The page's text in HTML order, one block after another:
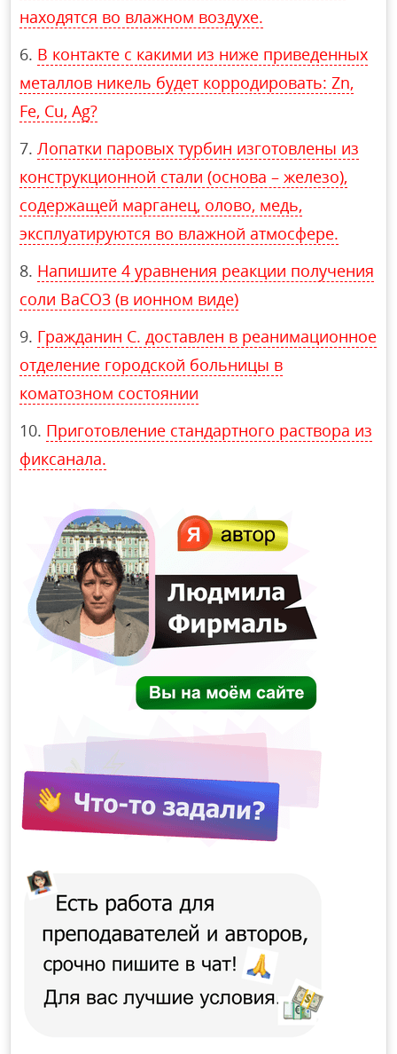
находятся во влажном воздухе.
В контакте с какими из ниже приведенных
металлов никель будет корродировать: Zn,
Fe, Cu, Ag?
Лопатки паровых турбин изготовлены из
конструкционной стали (основа – железо),
содержащей марганец, олово, медь,
эксплуатируются во влажной атмосфере.
Напишите 4 уравнения реакции получения
соли BaCO3 (в ионном виде)
Гражданин С. доставлен в реанимационное
отделение городской больницы в
коматозном состоянии
Приготовление стандартного раствора из
фиксанала.